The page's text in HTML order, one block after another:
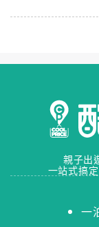
親子出
一站式搞
一